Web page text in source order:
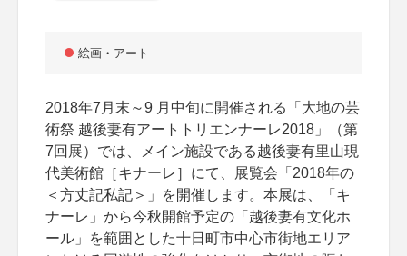
絵画・アート
2018年7月末～9 月中旬に開催される「大地の芸
術祭 越後妻有アートトリエンナーレ2018」（第
7回展）では、メイン施設である越後妻有里山現
代美術館［キナーレ］にて、展覧会「2018年の
＜方丈記私記＞」を開催します。本展は、「キ
ナーレ」から今秋開館予定の「越後妻有文化ホ
ール」を範囲とした十日町市中心市街地エリア